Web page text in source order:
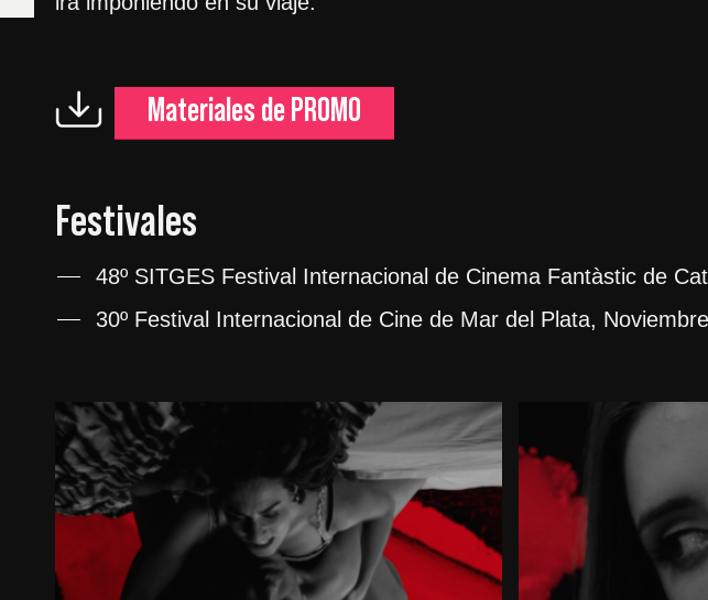
Materiales de PROMO
Festivales
48º SITGES Festival Internacional de Cinema Fantàstic de
30º Festival Internacional de Cine de Mar del Plata,